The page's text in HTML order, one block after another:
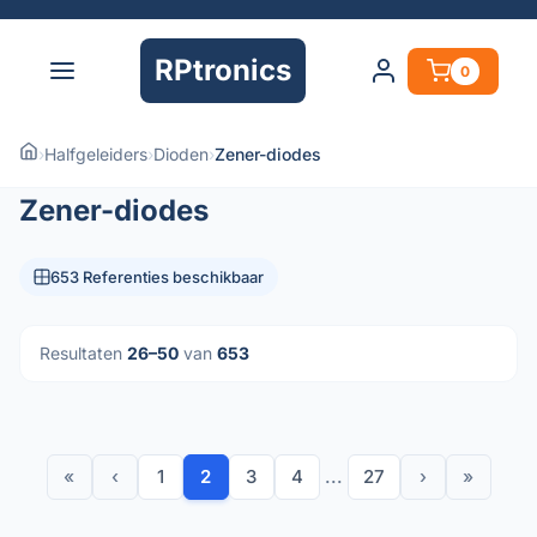
RPtronics 0
›Halfgeleiders›Dioden›Zener-diodes
Zener-diodes
653 Referenties beschikbaar
Resultaten 26–50 van 653
« ‹ 1 2 3 4 ... 27 › »